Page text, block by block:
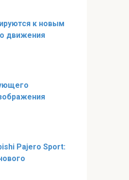
к новым
движения
Pajero Sport: